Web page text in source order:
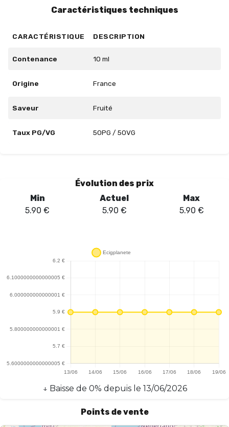
Caractéristiques techniques
CARACTÉRISTIQUE DESCRIPTION
Contenance 10 ml
Origine France
Saveur Fruité
Taux PG/VG 50PG / 50VG
Évolution des prix
Min
5.90 €
Actuel
5.90 €
Max
5.90 €
↓ Baisse de 0% depuis le 13/06/2026
Points de vente